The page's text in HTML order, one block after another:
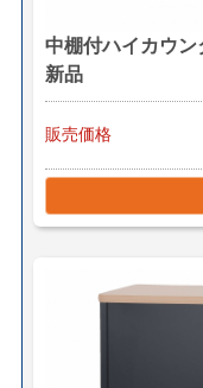
中棚付ハイカウ
新品
販売価格